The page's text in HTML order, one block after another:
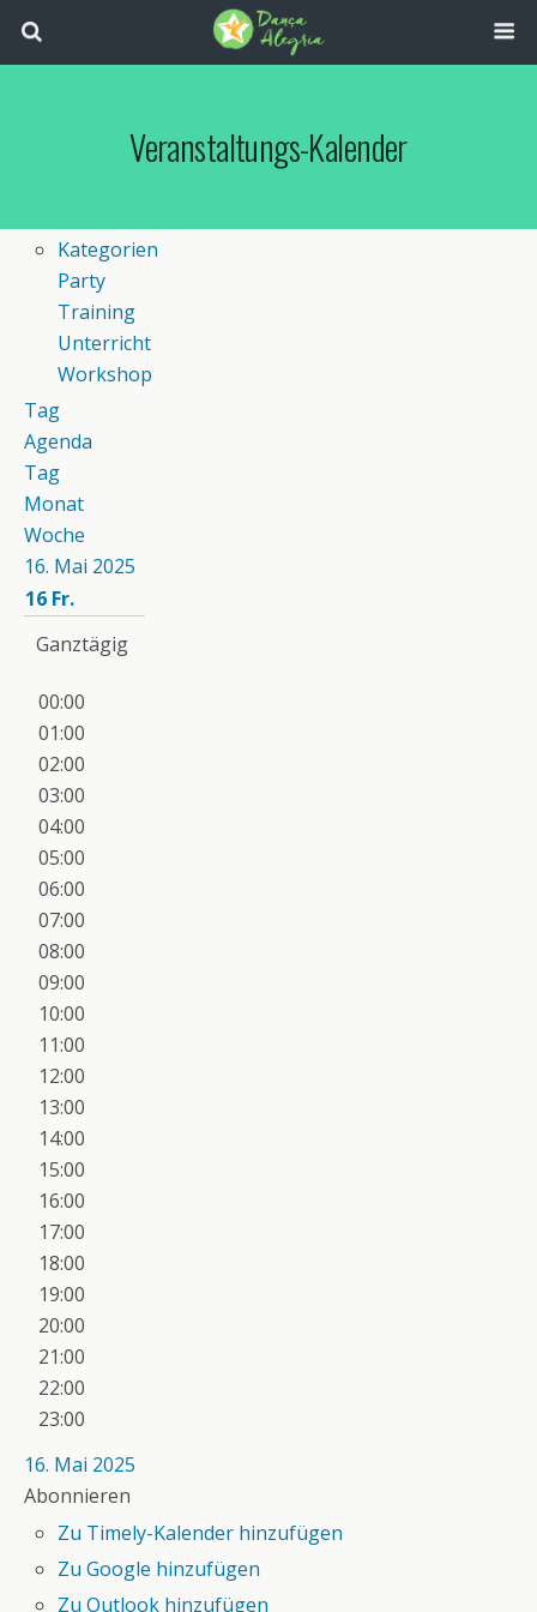
Veranstaltungs-Kalender
Kategorien
Party
Training
Unterricht
Workshop
Tag
Agenda
Tag
Monat
Woche
16. Mai 2025
16 Fr.
Ganztägig
00:00
01:00
02:00
03:00
04:00
05:00
06:00
07:00
08:00
09:00
10:00
11:00
12:00
13:00
14:00
15:00
16:00
17:00
18:00
19:00
20:00
21:00
22:00
23:00
16. Mai 2025
Abonnieren
Zu Timely-Kalender hinzufügen
Zu Google hinzufügen
Zu Outlook hinzufügen